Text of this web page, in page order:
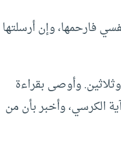
فارحمها، وإن أرسلتها
وثلاثين. وأوصى بقراءة
الكرسي، وأخبر بأن من